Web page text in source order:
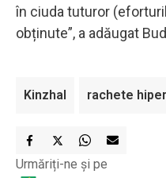
în ciuda tuturor
obținute”, a adăugat
Kinzhal rachete
Urmăriți-ne și pe